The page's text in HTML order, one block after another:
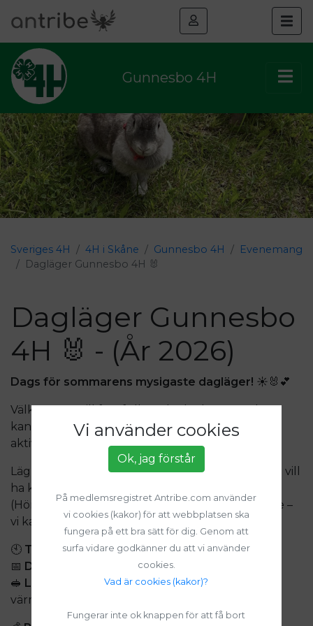
Gunnesbo 4H
Sveriges 4H 4H i Skåne Gunnesbo 4H
Evenemang
Dagläger Gunnesbo 4H 🐰
Dagläger Gunnesbo
4H 🐰 - (År 2026)
Dags för sommarens mysigaste dagläger! ☀️ 🐰💕
Välkommen till fyra fullspäckade dagar med
kaninmys, escape room och massor av roliga
aktiviteter hos oss på Gunnesbo 4H!
Lägret är öppet för alla barn i åldern
som vill
ha kul och lära sig mer om våra fina kaniner.
(Hör gärna av er om ditt barn är yngre eller äldre –
vi kan i vissa fall göra undantag.)
🕙 Tid:
10.00–14.30
📅 Datum:
23, 24, 25 & 26 juni 2026
🥪 Lunch:
Ta med egen lunch som inte behöver
värmas.
Vi använder cookies
Ok, jag förstår
På medlemsregistret Antribe.com använder
vi cookies (kakor) för att webbplatsen ska
fungera på ett bra sätt för dig. Genom att
surfa vidare godkänner du att vi använder
cookies.
Vad är cookies (kakor)?
Fungerar inte ok knappen för att få bort